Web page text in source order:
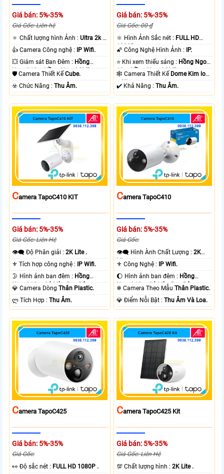
Giá bán: 5%-35%
Giá Gốc: Liên hệ
🔅 Chất lượng hình Ảnh :Ultra 2k +
.
👍 Camera Công nghệ :
IP Wifi.
💥 Giám sát Ban Đêm : Hồng
Ngoại 10m Hồng Ngoại SMD.
🛡 Camera Thiết KếCube.
️☣️ Chức Năng :Thu Âm.
Giá bán: 5%-35%
Giá Gốc: 00 ₫
🔆 Hình Ảnh Sắc nét : FULL HD
1080P .
🌠 Công Nghệ Hình Ảnh :
IP.
⭐ Khi xem thiếu sáng : Hồng Ngoại
10m Hồng Ngoại SMD.
🕸️ Camera Thiết Kế Dome Kim loại
+ Nhựa.
️✔️ Khả Năng :Thu Âm.
CAmera TapoC410 KIT
Giá bán: 5%-35%
Giá Gốc: Liên Hệ
👁️‍🗨 Độ Phân giải :2K Lite .
⚜️ Tích hợp công nghệ : IP Wifi.
🌛 Hình ảnh ban đêm : Hồng
Ngoại 10m Có Màu Ban Ðêm.
💎 Camera DòngThân Plastic.
️ლ Tích Hợp :Thu Âm.
CAmera TapoC410
Giá bán: 5%-35%
Giá Gốc:
👁️‍🗨 Hình Ành Chất Lượng :2K
Lite .
⚜️ Công Nghệ : IP Wifi.
🌔 Hình ảnh ban đêm : Hồng
Ngoại 10m Có Màu Ban Ðêm.
❄ Camera Theo MẫuThân Plastic.
️💎 Điểm Nỗi Bật :Thu Âm Và Loa.
CAmera TapoC425
Giá bán: 5%-35%
Giá Gốc:
️👀 Độ sắc nét : FULL HD 1080P .
CAmera TapoC425 Kit
Giá bán: 5%-35%
Giá Gốc: Liên Hệ
💯 Chất lượng hình :2K Lite .